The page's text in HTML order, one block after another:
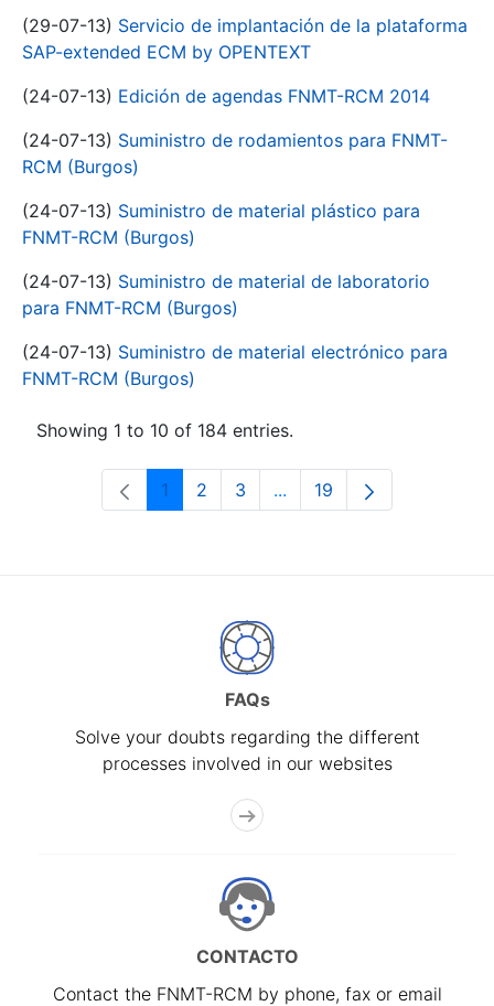
(29-07-13) Servicio de implantación de la plataforma
SAP-extended ECM by OPENTEXT
(24-07-13) Edición de agendas FNMT-RCM 2014
(24-07-13) Suministro de rodamientos para FNMT-
RCM (Burgos)
(24-07-13) Suministro de material plástico para
FNMT-RCM (Burgos)
(24-07-13) Suministro de material de laboratorio
para FNMT-RCM (Burgos)
(24-07-13) Suministro de material electrónico para
FNMT-RCM (Burgos)
Showing 1 to 10 of 184 entries.
Page
1 Page
2 Page
3 ...Intermediate Pages Use
Page
19
FAQs
Solve your doubts regarding the different
processes involved in our websites
CONTACTO
Contact the FNMT-RCM by phone, fax or email